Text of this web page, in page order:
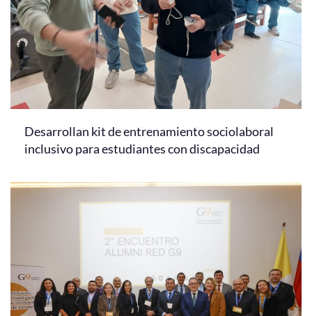
Desarrollan kit de entrenamiento sociolaboral
inclusivo para estudiantes con discapacidad